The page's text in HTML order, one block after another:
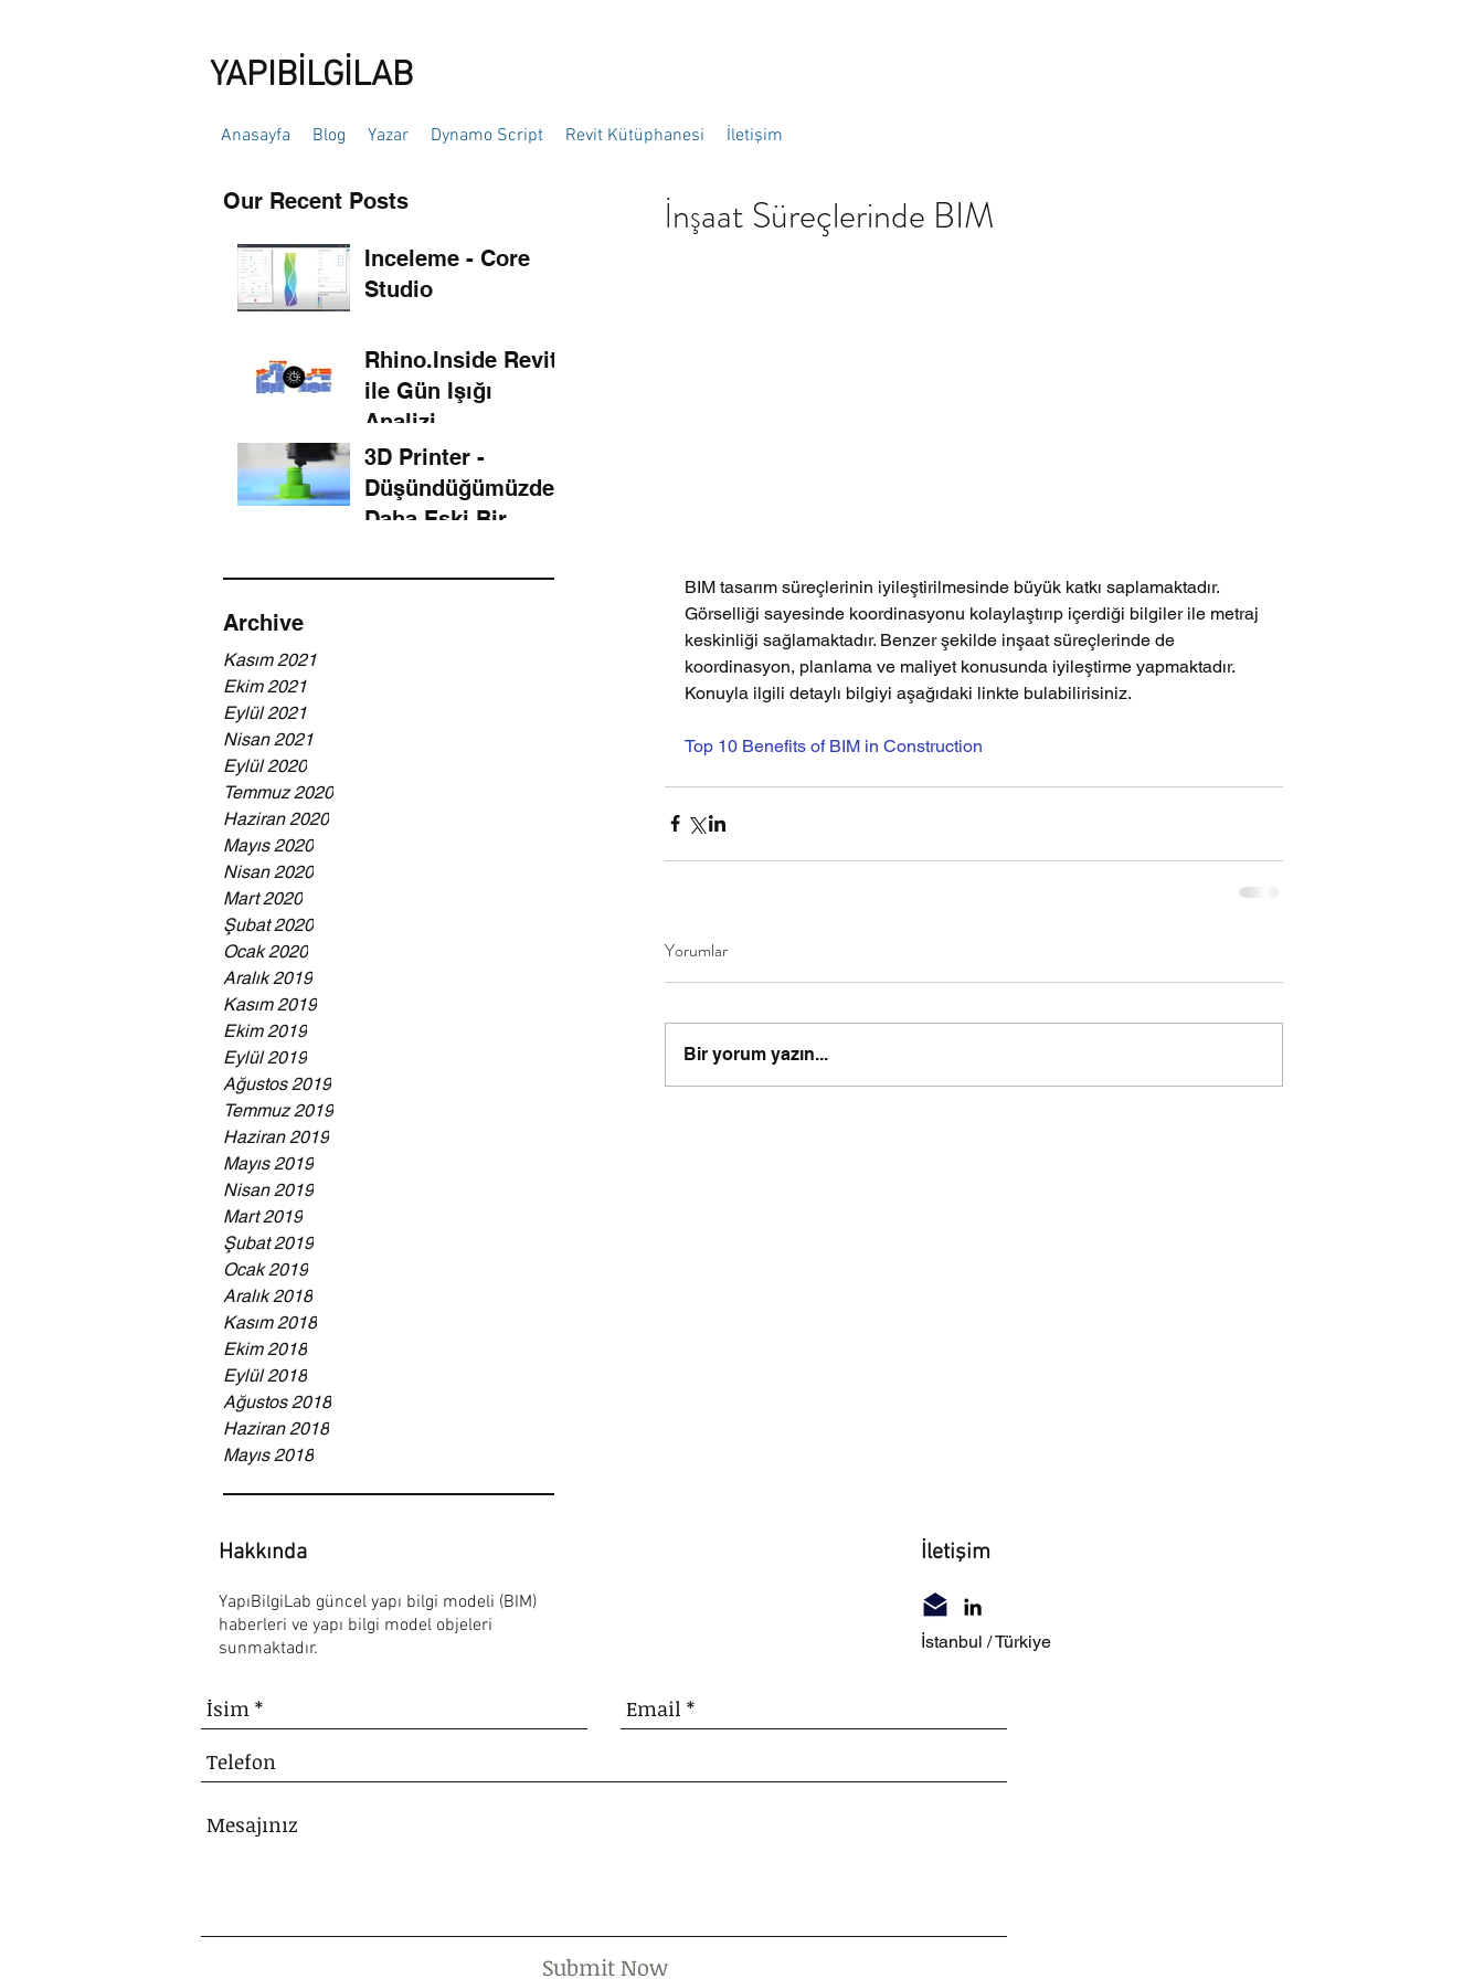
YAPIBİLGİLAB
Anasayfa Blog Yazar Dynamo Script Revit Kütüphanesi İletişim
Our Recent Posts
Inceleme - Core
Studio
Rhino.Inside Revit
ile Gün Işığı
Analizi
3D Printer -
Düşündüğümüzden
Daha Eski Bir
Archive
Kasım 2021
Ekim 2021
Eylül 2021
Nisan 2021
Eylül 2020
Temmuz 2020
Haziran 2020
Mayıs 2020
Nisan 2020
Mart 2020
Şubat 2020
Ocak 2020
Aralık 2019
Kasım 2019
Ekim 2019
Eylül 2019
Ağustos 2019
Temmuz 2019
Haziran 2019
Mayıs 2019
Nisan 2019
Mart 2019
Şubat 2019
Ocak 2019
Aralık 2018
Kasım 2018
Ekim 2018
Eylül 2018
Ağustos 2018
Haziran 2018
Mayıs 2018
İnşaat Süreçlerinde BIM
BIM tasarım süreçlerinin iyileştirilmesinde büyük katkı saplamaktadır.
Görselliği sayesinde koordinasyonu kolaylaştırıp içerdiği bilgiler ile metraj
keskinliği sağlamaktadır. Benzer şekilde inşaat süreçlerinde de
koordinasyon, planlama ve maliyet konusunda iyileştirme yapmaktadır.
Konuyla ilgili detaylı bilgiyi aşağıdaki linkte bulabilirisiniz.
Top 10 Benefits of BIM in Construction
Yorumlar
Bir yorum yazın...
Hakkında
YapıBilgiLab güncel yapı bilgi modeli (BIM)
haberleri ve yapı bilgi model objeleri
sunmaktadır.
İletişim
İstanbul / Türkiye
Submit Now